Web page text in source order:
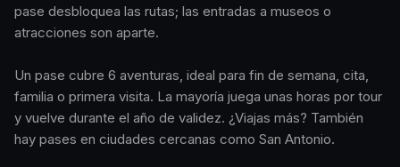
pase desbloquea las rutas; las entradas a museos o
atracciones son aparte.
Un pase cubre 6 aventuras, ideal para fin de semana, cita,
familia o primera visita. La mayoría juega unas horas por tour
y vuelve durante el año de validez. ¿Viajas más? También
hay pases en ciudades cercanas como San Antonio.